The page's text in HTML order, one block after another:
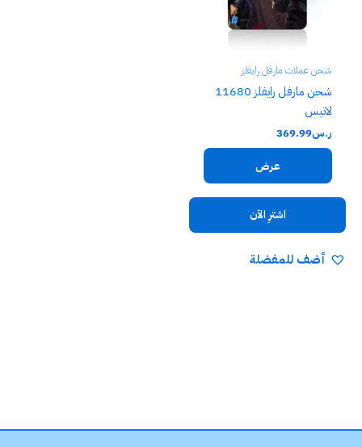
شحن عملات مارفل رايفلز
شحن مارفل رايفلز 11680
لاتيس
ر.س369.99
عرض
اشترِ الآن
أضف للمفضلة